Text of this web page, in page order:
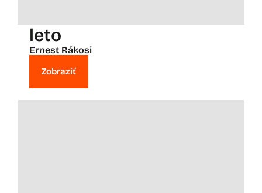
leto
Ernest Rákosi
Zobraziť